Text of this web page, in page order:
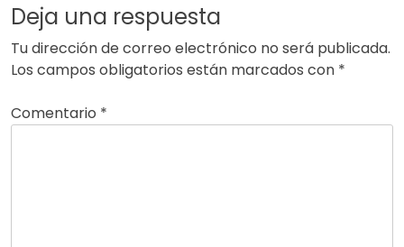
Deja una respuesta
Tu dirección de correo electrónico no será publicada.
Los campos obligatorios están marcados con *
Comentario *